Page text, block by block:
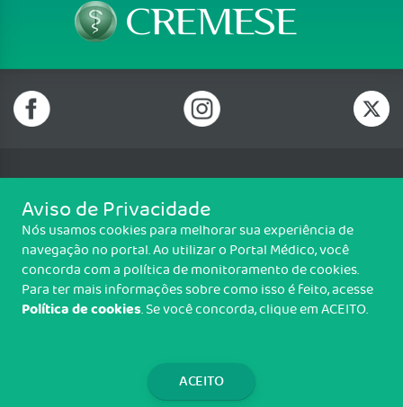
Telefone: (79) 3212 0700
Email: contato@cremese.org.br
Conselho Regional de Medicina de Sergipe Rua Boquim, 589, Centro,
Aracaju/SE - CEP: 49010-280
CNPJ: 73.757.494.0001-27
Copyright CREMESE. Todos os direitos reservados.
Aviso de Privacidade
Nós usamos cookies para melhorar sua experiência de
navegação no portal. Ao utilizar o Portal Médico, você
concorda com a política de monitoramento de cookies.
Para ter mais informações sobre como isso é feito, acesse
Política de cookies. Se você concorda, clique em ACEITO.
ACEITO